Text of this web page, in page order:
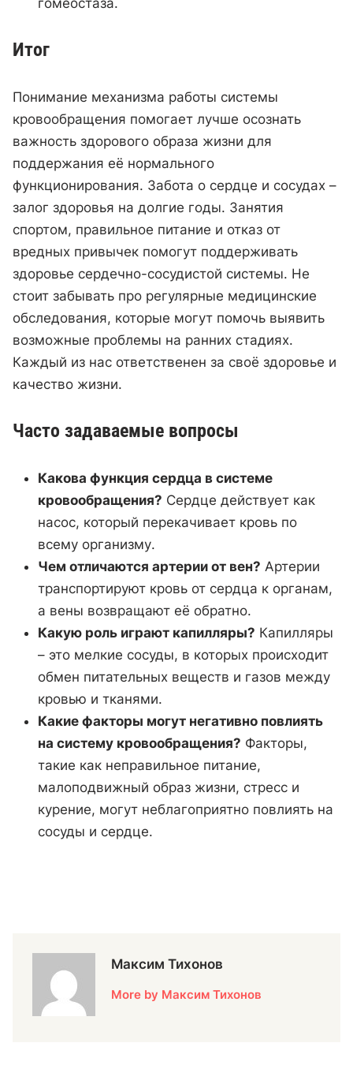
Итог
Понимание механизма работы системы
кровообращения помогает лучше осознать
важность здорового образа жизни для
поддержания её нормального
функционирования. Забота о сердце и сосудах –
залог здоровья на долгие годы. Занятия
спортом, правильное питание и отказ от
вредных привычек помогут поддерживать
здоровье сердечно-сосудистой системы. Не
стоит забывать про регулярные медицинские
обследования, которые могут помочь выявить
возможные проблемы на ранних стадиях.
Каждый из нас ответственен за своё здоровье и
качество жизни.
Часто задаваемые вопросы
Какова функция сердца в системе
кровообращения? Сердце действует как
насос, который перекачивает кровь по
всему организму.
Чем отличаются артерии от вен? Артерии
транспортируют кровь от сердца к органам,
а вены возвращают её обратно.
Какую роль играют капилляры? Капилляры
– это мелкие сосуды, в которых происходит
обмен питательных веществ и газов между
кровью и тканями.
Какие факторы могут негативно повлиять
на систему кровообращения? Факторы,
такие как неправильное питание,
малоподвижный образ жизни, стресс и
курение, могут неблагоприятно повлиять на
сосуды и сердце.
Максим Тихонов
More by Максим Тихонов